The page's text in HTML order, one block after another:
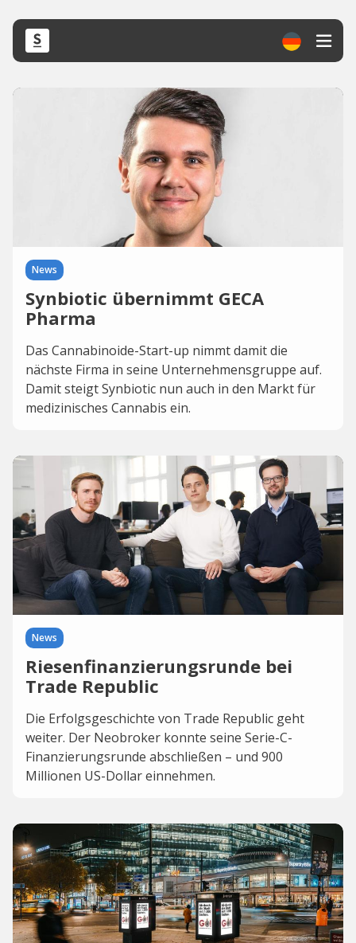
News
Synbiotic übernimmt GECA
Pharma
Das Cannabinoide-Start-up nimmt damit die
nächste Firma in seine Unternehmensgruppe auf.
Damit steigt Synbiotic nun auch in den Markt für
medizinisches Cannabis ein.
News
Riesenfinanzierungsrunde bei
Trade Republic
Die Erfolgsgeschichte von Trade Republic geht
weiter. Der Neobroker konnte seine Serie-C-
Finanzierungsrunde abschließen – und 900
Millionen US-Dollar einnehmen.